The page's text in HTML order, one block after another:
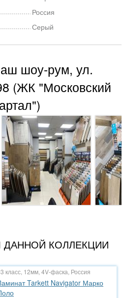
Россия
Серый
шоу-рум, ул.
(ЖК "Московский
ДАННОЙ КОЛЛЕКЦИИ
класс, 12мм, 4V-фаска, Россия
Tarkett Navigator Марко